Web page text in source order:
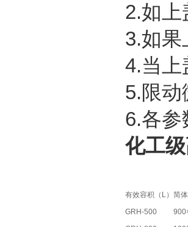
2.如
3.如果
4.当上
5.限动
6.各参
化工
有效容积（L） 简
GRH-500